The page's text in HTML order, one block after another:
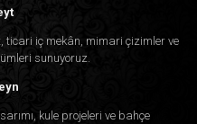
ticari iç mekân, mimari çizimler ve
sunuyoruz.
kule projeleri ve bahçe